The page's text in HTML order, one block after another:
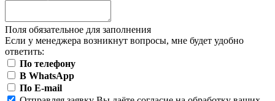
Поля обязательное для заполнения
Если у менеджера возникнут вопросы, мне будет удобно
ответить:
По телефону
В WhatsApp
По E-mail